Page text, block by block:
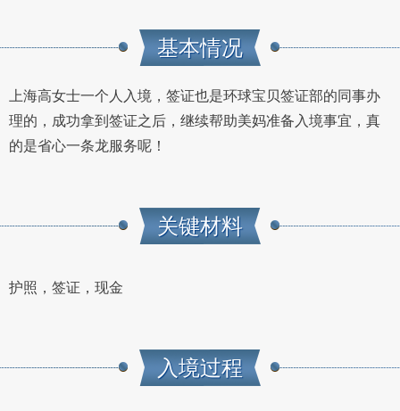
基本情况
上海高女士一个人入境，签证也是环球宝贝签证部的同事办
理的，成功拿到签证之后，继续帮助美妈准备入境事宜，真
的是省心一条龙服务呢！
关键材料
护照，签证，现金
入境过程